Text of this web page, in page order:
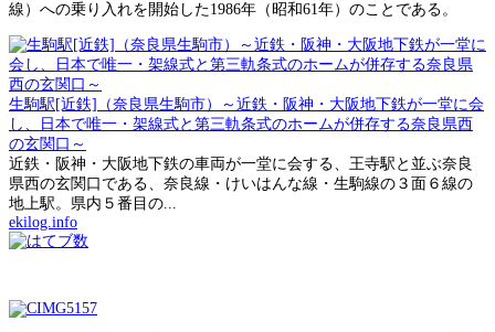
線）への乗り入れを開始した1986年（昭和61年）のことである。
生駒駅[近鉄]（奈良県生駒市）～近鉄・阪神・大阪地下鉄が一堂に会
し、日本で唯一・架線式と第三軌条式のホームが併存する奈良県西
の玄関口～
近鉄・阪神・大阪地下鉄の車両が一堂に会する、王寺駅と並ぶ奈良
県西の玄関口である、奈良線・けいはんな線・生駒線の３面６線の
地上駅。県内５番目の...
ekilog.info